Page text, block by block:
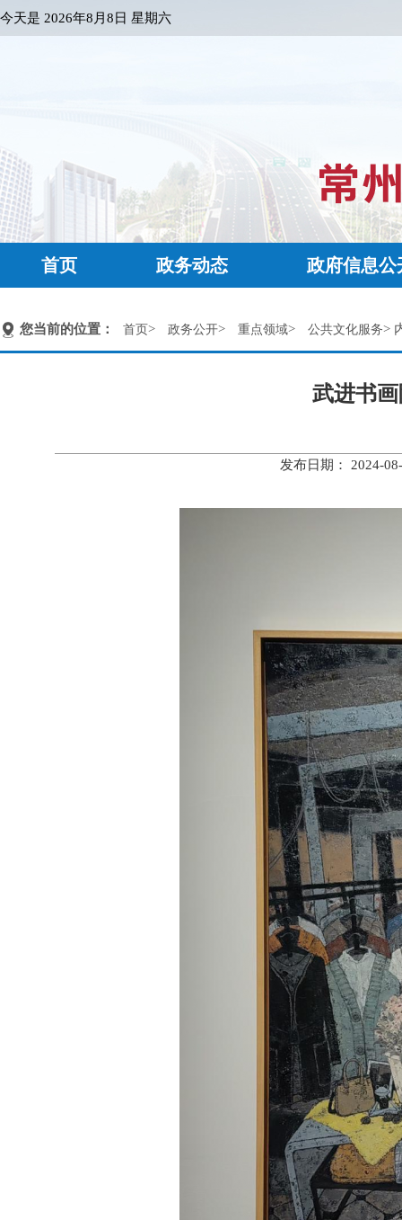
今天是 2026年8月8日 星期六
首页 政务动态 政府信息公
您当前的位置： 首页> 政务公开> 重点领域> 公共文化服务>
武进书
发布日期： 2024-